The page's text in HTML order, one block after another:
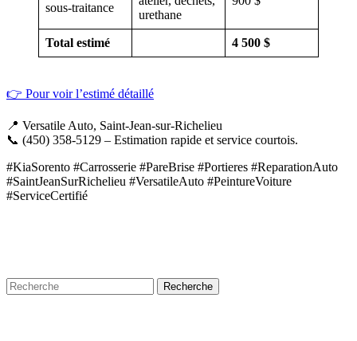
sous-traitance
urethane
Total estimé 4 500 $
👉 Pour voir l’estimé détaillé
📍 Versatile Auto, Saint-Jean-sur-Richelieu
📞 (450) 358-5129 – Estimation rapide et service courtois.
#KiaSorento #Carrosserie #PareBrise #Portieres #ReparationAuto
#SaintJeanSurRichelieu #VersatileAuto #PeintureVoiture
#ServiceCertifié